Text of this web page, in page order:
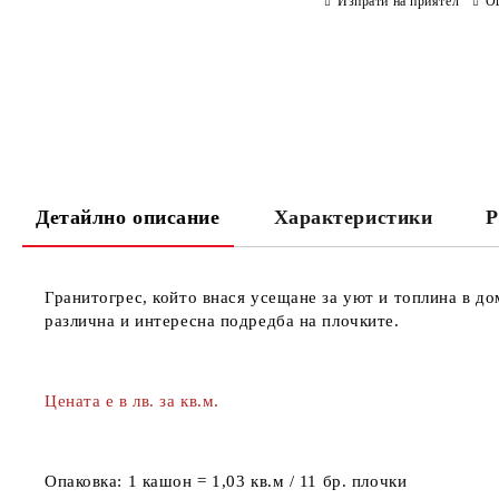
Детайлно описание Характеристики
Гранитогрес, който внася усещане за уют и топлина в
различна и интересна подредба на плочките.
Цената е в лв. за кв.м.
Опаковка: 1 кашон = 1,03 кв.м / 11 бр. плочки